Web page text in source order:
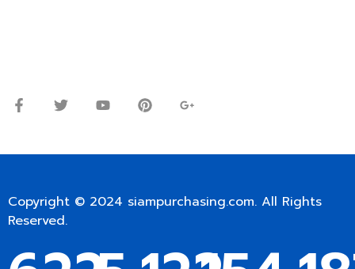
Copyright © 2024 siampurchasing.com. All Rights
Reserved.